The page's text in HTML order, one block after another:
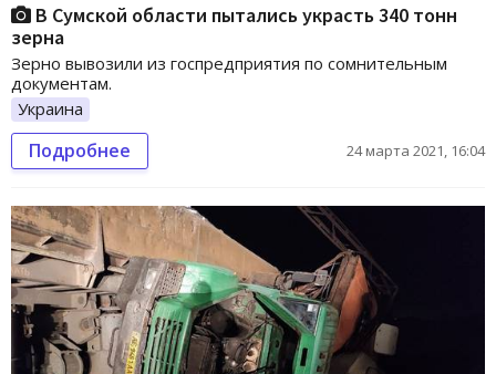
В Сумской области пытались украсть 340 тонн
зерна
Зерно вывозили из госпредприятия по сомнительным
документам.
Украина
Подробнее 24 марта 2021, 16:04